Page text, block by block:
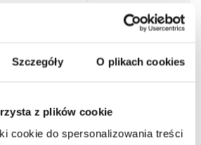
Szczegóły O plikach cookies
z plików cookie
cookie do spersonalizowania treści